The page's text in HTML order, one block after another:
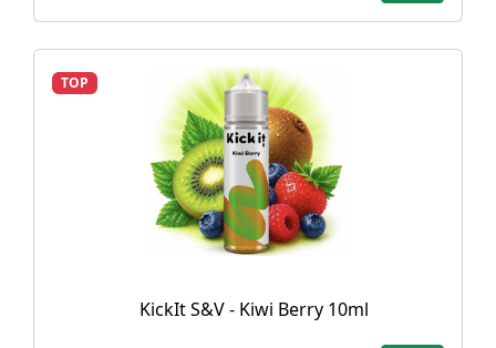
TOP
KickIt S&V - Kiwi Berry 10ml